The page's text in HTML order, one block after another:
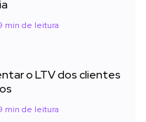
min de leitura
o LTV dos clientes
min de leitura